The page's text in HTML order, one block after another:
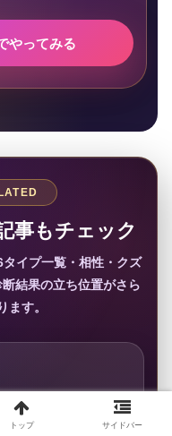
やってみる
事もチェック
イプ一覧・相性・クズ
結果の立ち位置がさら
ます。
トップ サイドバー